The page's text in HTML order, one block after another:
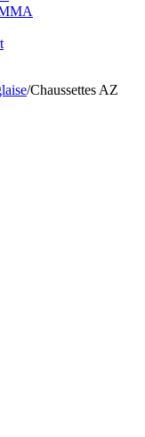
/Chaussettes AZ